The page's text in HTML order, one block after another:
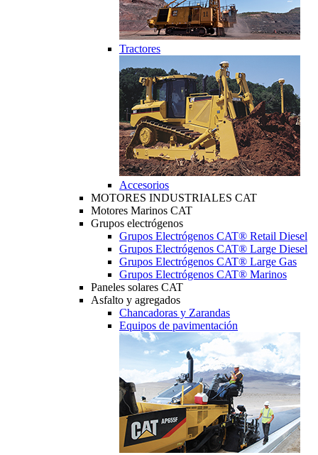
Tractores
Accesorios
MOTORES INDUSTRIALES CAT
Motores Marinos CAT
Grupos electrógenos
Grupos Electrógenos CAT® Retail Diesel
Grupos Electrógenos CAT® Large Diesel
Grupos Electrógenos CAT® Large Gas
Grupos Electrógenos CAT® Marinos
Paneles solares CAT
Asfalto y agregados
Chancadoras y Zarandas
Equipos de pavimentación